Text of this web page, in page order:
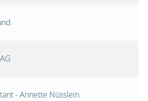
- Annette Nüsslein